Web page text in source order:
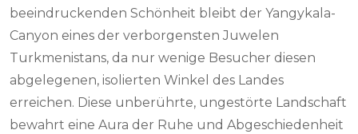
beeindruckenden Schönheit bleibt der Yangykala-
Canyon eines der verborgensten Juwelen
Turkmenistans, da nur wenige Besucher diesen
abgelegenen, isolierten Winkel des Landes
erreichen. Diese unberührte, ungestörte Landschaft
bewahrt eine Aura der Ruhe und Abgeschiedenheit